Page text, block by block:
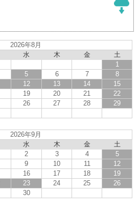
2026年8月
水 木 金
土
1
5 6 7
8
12 13 14
15
19 20 21
22
26 27 28
29
2026年9月
水 木 金
土
2 3 4
5
9 10 11
12
16 17 18
19
23 24 25
26
30